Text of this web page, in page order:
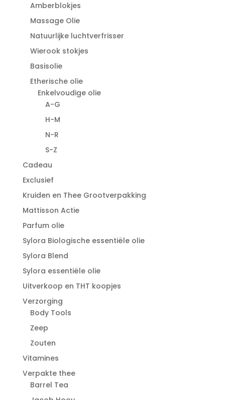
Amberblokjes
Massage Olie
Natuurlijke luchtverfrisser
Wierook stokjes
Basisolie
Etherische olie
Enkelvoudige olie
A-G
H-M
N-R
S-Z
Cadeau
Exclusief
Kruiden en Thee Grootverpakking
Mattisson Actie
Parfum olie
Sylora Biologische essentiële olie
Sylora Blend
Sylora essentiële olie
Uitverkoop en THT koopjes
Verzorging
Body Tools
Zeep
Zouten
Vitamines
Verpakte thee
Barrel Tea